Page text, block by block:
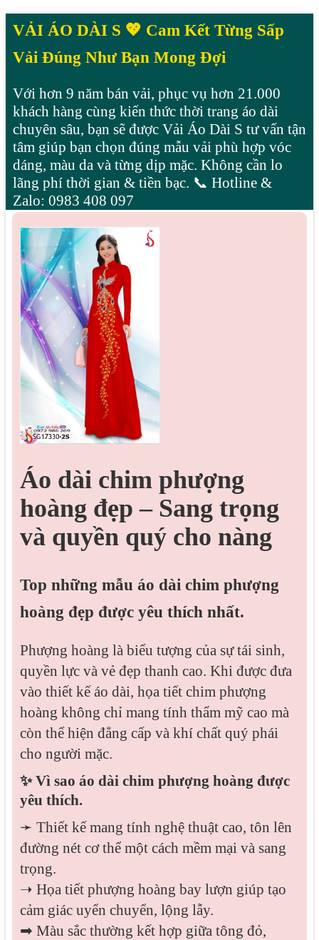
VẢI ÁO DÀI S 💖 Cam Kết Từng Sấp
Vải Đúng Như Bạn Mong Đợi
Với hơn 9 năm bán vải, phục vụ hơn 21.000
khách hàng cùng kiến thức thời trang áo dài
chuyên sâu, bạn sẽ được Vải Áo Dài S tư vấn tận
tâm giúp bạn chọn đúng mẫu vải phù hợp vóc
dáng, màu da và từng dịp mặc. Không cần lo
lãng phí thời gian & tiền bạc. 📞 Hotline &
Zalo: 0983 408 097
Áo dài chim phượng
hoàng đẹp – Sang trọng
và quyền quý cho nàng
Top những mẫu áo dài chim phượng
hoàng đẹp được yêu thích nhất.
Phượng hoàng là biểu tượng của sự tái sinh,
quyền lực và vẻ đẹp thanh cao. Khi được đưa
vào thiết kế áo dài, họa tiết chim phượng
hoàng không chỉ mang tính thẩm mỹ cao mà
còn thể hiện đẳng cấp và khí chất quý phái
cho người mặc.
✨ Vì sao áo dài chim phượng hoàng được
yêu thích.
➛ Thiết kế mang tính nghệ thuật cao, tôn lên
đường nét cơ thể một cách mềm mại và sang
trọng.
➝ Họa tiết phượng hoàng bay lượn giúp tạo
cảm giác uyển chuyển, lộng lẫy.
➡ Màu sắc thường kết hợp giữa tông đỏ,